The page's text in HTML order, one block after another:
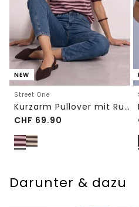
NEW
Street One
Kurzarm Pullover mit Rundhals und Streifen
CHF 69.90
Darunter & dazu